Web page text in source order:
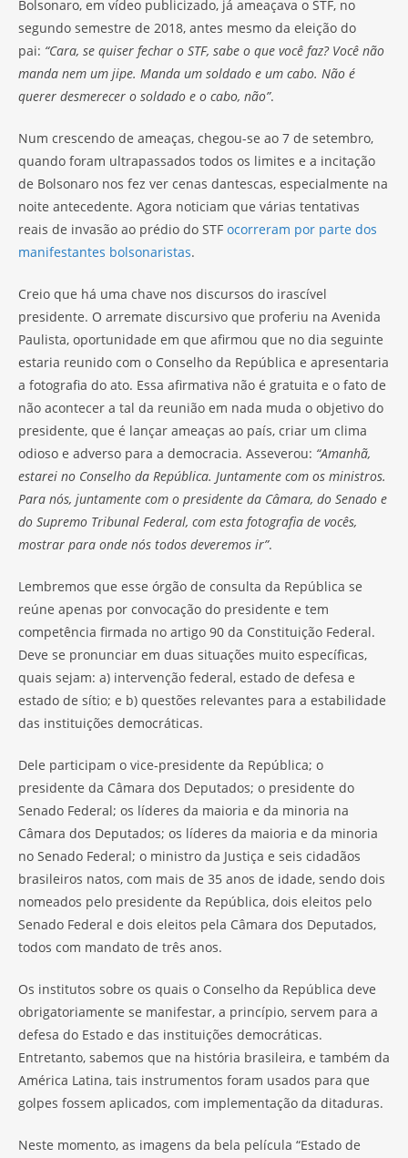
Bolsonaro, em vídeo publicizado, já ameaçava o STF, no
segundo semestre de 2018, antes mesmo da eleição do
pai: “Cara, se quiser fechar o STF, sabe o que você faz? Você não
manda nem um jipe. Manda um soldado e um cabo. Não é
querer desmerecer o soldado e o cabo, não”.
Num crescendo de ameaças, chegou-se ao 7 de setembro,
quando foram ultrapassados todos os limites e a incitação
de Bolsonaro nos fez ver cenas dantescas, especialmente na
noite antecedente. Agora noticiam que várias tentativas
reais de invasão ao prédio do STF ocorreram por parte dos
manifestantes bolsonaristas.
Creio que há uma chave nos discursos do irascível
presidente. O arremate discursivo que proferiu na Avenida
Paulista, oportunidade em que afirmou que no dia seguinte
estaria reunido com o Conselho da República e apresentaria
a fotografia do ato. Essa afirmativa não é gratuita e o fato de
não acontecer a tal da reunião em nada muda o objetivo do
presidente, que é lançar ameaças ao país, criar um clima
odioso e adverso para a democracia. Asseverou: “Amanhã,
estarei no Conselho da República. Juntamente com os ministros.
Para nós, juntamente com o presidente da Câmara, do Senado e
do Supremo Tribunal Federal, com esta fotografia de vocês,
mostrar para onde nós todos deveremos ir”.
Lembremos que esse órgão de consulta da República se
reúne apenas por convocação do presidente e tem
competência firmada no artigo 90 da Constituição Federal.
Deve se pronunciar em duas situações muito específicas,
quais sejam: a) intervenção federal, estado de defesa e
estado de sítio; e b) questões relevantes para a estabilidade
das instituições democráticas.
Dele participam o vice-presidente da República; o
presidente da Câmara dos Deputados; o presidente do
Senado Federal; os líderes da maioria e da minoria na
Câmara dos Deputados; os líderes da maioria e da minoria
no Senado Federal; o ministro da Justiça e seis cidadãos
brasileiros natos, com mais de 35 anos de idade, sendo dois
nomeados pelo presidente da República, dois eleitos pelo
Senado Federal e dois eleitos pela Câmara dos Deputados,
todos com mandato de três anos.
Os institutos sobre os quais o Conselho da República deve
obrigatoriamente se manifestar, a princípio, servem para a
defesa do Estado e das instituições democráticas.
Entretanto, sabemos que na história brasileira, e também da
América Latina, tais instrumentos foram usados para que
golpes fossem aplicados, com implementação da ditaduras.
Neste momento, as imagens da bela película “Estado de